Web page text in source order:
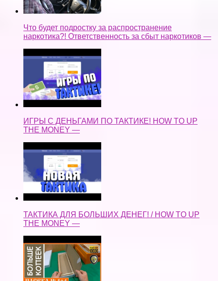
Что будет подростку за распространение
наркотика?! Ответственность за сбыт наркотиков —
ИГРЫ С ДЕНЬГАМИ ПО ТАКТИКЕ! HOW TO UP
THE MONEY —
ТАКТИКА ДЛЯ БОЛЬШИХ ДЕНЕГ! / HOW TO UP
THE MONEY —